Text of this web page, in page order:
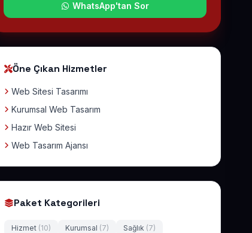
WhatsApp'tan Sor
Öne Çıkan Hizmetler
Web Sitesi Tasarımı
Kurumsal Web Tasarım
Hazır Web Sitesi
Web Tasarım Ajansı
Paket Kategorileri
Hizmet (10) Kurumsal (7) Sağlık (7)